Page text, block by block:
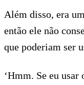
Além disso, era
então ele não
que poderiam ser
‘Hmm. Se eu